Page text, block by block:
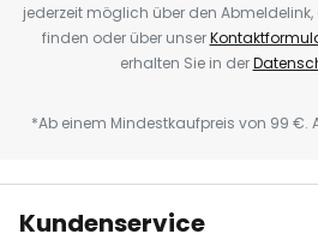
jederzeit möglich über den Abmeldelink,
finden oder über unser
erhalten Sie in der
*Ab einem Mindestkaufpreis von 99 €.
Kundenservice